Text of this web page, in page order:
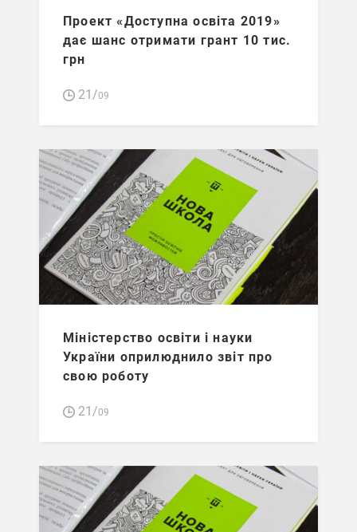
Проект «Доступна освіта 2019»
дає шанс отримати грант 10 тис.
грн
21/09
Міністерство освіти і науки
України оприлюднило звіт про
свою роботу
21/09